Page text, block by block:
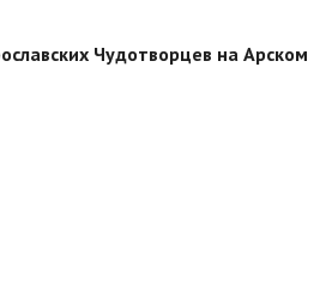
Чудотворцев на Арском